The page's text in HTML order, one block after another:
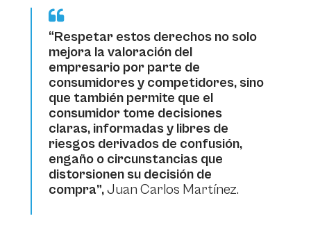
“Respetar estos derechos no solo
mejora la valoración del
empresario por parte de
consumidores y competidores, sino
que también permite que el
consumidor tome decisiones
claras, informadas y libres de
riesgos derivados de confusión,
engaño o circunstancias que
distorsionen su decisión de
compra”,Juan Carlos Martínez.